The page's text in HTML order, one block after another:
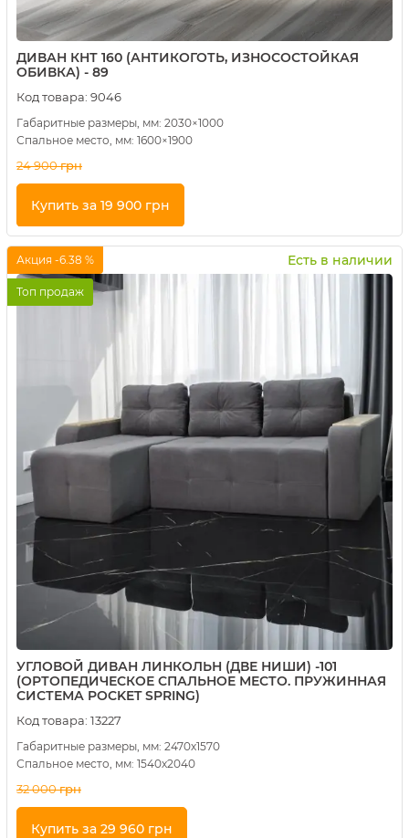
ДИВАН КНТ 160 (АНТИКОГОТЬ, ИЗНОСОСТОЙКАЯ
ОБИВКА) - 89
Код товара: 9046
Габаритные размеры, мм: 2030×1000
Спальное место, мм: 1600×1900
24 900грн
Купить за 19 900 грн
Купить в 1 клик
Есть в наличии
Акция -6.38 %
Топ продаж
УГЛОВОЙ ДИВАН ЛИНКОЛЬН (ДВЕ НИШИ) -101
(ОРТОПЕДИЧЕСКОЕ СПАЛЬНОЕ МЕСТО. ПРУЖИННАЯ
СИСТЕМА POCKET SPRING)
Код товара: 13227
Габаритные размеры, мм: 2470х1570
Спальное место, мм: 1540х2040
32 000грн
Купить за 29 960 грн